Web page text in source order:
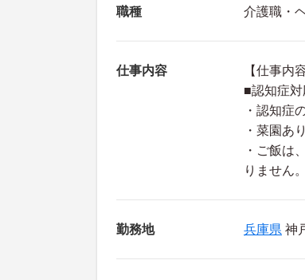
職種 介護職・
仕事内容
【仕事内
■認知症
・認知症
・菜園あ
・ご飯は
りません。
勤務地 兵庫県 神